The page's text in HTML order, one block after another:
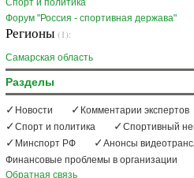
Спорт и политика
Форум "Россия - спортивная держава"
Регионы (1):
Самарская область
Разделы
Новости Комментарии экспертов
Спорт и политика
Спортивный
Минспорт РФ
Анонсы
Финансовые проблемы в организации
Обратная связь